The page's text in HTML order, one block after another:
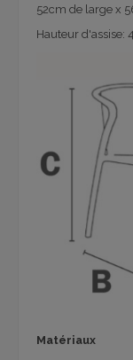
52cm de large x
Hauteur d'assise:
Matériaux